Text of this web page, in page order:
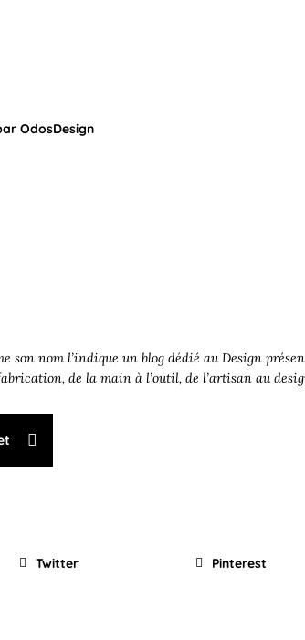
OdosDesign
son nom l’indique un blog dédié au Design
de la main à l’outil, de l’artisan au
Twitter Pinterest